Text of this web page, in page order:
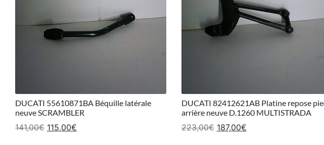
DUCATI 55610871BA Béquille latérale
neuve SCRAMBLER
141,00€ Le prix initial était : 141,00€.
115,00€ Le prix actuel est : 115,00€.
DUCATI 82412621AB Platine repose
arrière neuve D.1260 MULTISTRADA
223,00€ Le prix initial était : 223,00€.
187,00€Le prix actuel est :